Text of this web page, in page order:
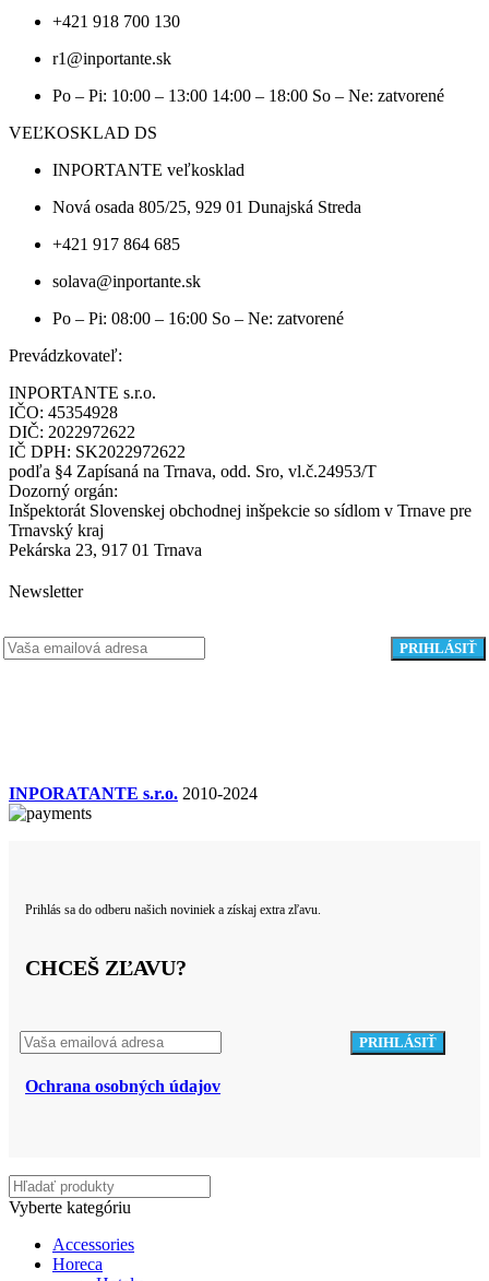
+421 918 700 130
r1@inportante.sk
Po – Pi: 10:00 – 13:00 14:00 – 18:00 So – Ne: zatvorené
VEĽKOSKLAD DS
INPORTANTE veľkosklad
Nová osada 805/25, 929 01 Dunajská Streda
+421 917 864 685
solava@inportante.sk
Po – Pi: 08:00 – 16:00 So – Ne: zatvorené
Prevádzkovateľ:
INPORTANTE s.r.o.
IČO: 45354928
DIČ: 2022972622
IČ DPH: SK2022972622
podľa §4 Zapísaná na Trnava, odd. Sro, vl.č.24953/T
Dozorný orgán:
Inšpektorát Slovenskej obchodnej inšpekcie so sídlom v Trnave pre
Trnavský kraj
Pekárska 23, 917 01 Trnava
Newsletter
INPORATANTE s.r.o. 2010-2024
Prihlás sa do odberu našich noviniek a získaj extra zľavu.
CHCEŠ ZĽAVU?
Ochrana osobných údajov
Vyberte kategóriu
Accessories
Horeca